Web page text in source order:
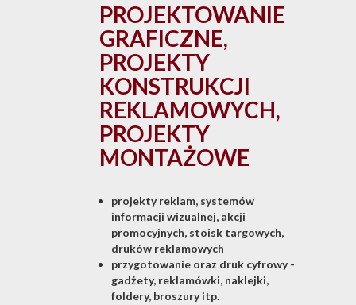
PROJEKTOWANIE
GRAFICZNE,
PROJEKTY
KONSTRUKCJI
REKLAMOWYCH,
PROJEKTY
MONTAŻOWE
projekty reklam, systemów
informacji wizualnej, akcji
promocyjnych, stoisk targowych,
druków reklamowych
przygotowanie oraz druk cyfrowy -
gadżety, reklamówki, naklejki,
foldery, broszury itp.